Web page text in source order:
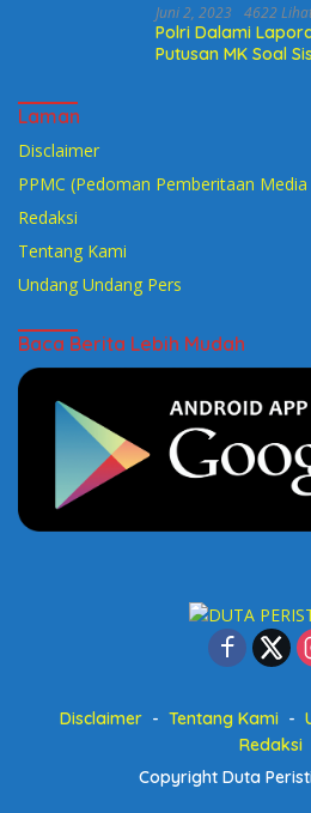
Juni 2, 2023 4622
Polri Dalami
Putusan MK Soal
Laman
Disclaimer
PPMC (Pedoman Pemberitaan Media
Redaksi
Tentang Kami
Undang Undang Pers
Baca Berita Lebih Mudah
Disclaimer Tentang Kami
Redaksi
Copyright Duta